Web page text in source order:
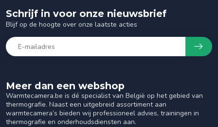
Meer dan een webshop
Warmtecamera.be is dé specialist van België op het gebied van
thermografie. Naast een uitgebreid assortiment aan
warmtecamera’s bieden wij professioneel advies, trainingen in
thermografie en onderhoudsdiensten aan.
Schrijf in voor onze nieuwsbrief
Blijf op de hoogte over onze laatste acties